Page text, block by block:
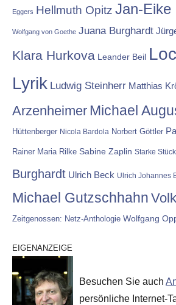
Eggers Hellmuth Opitz Jan-Eike
Wolfgang von Goethe Juana Burghardt
Klara Hurkova Leander Beil
Lyrik Ludwig Steinherr Matthias
Arzenheimer Michael
Hüttenberger Nicola Bardola Norbert Göttler
Rainer Maria Rilke Sabine Zaplin Starke
Burghardt Ulrich Beck Ulrich Johannes
Michael Gutzschhahn
Zeitgenossen: Netz-Anthologie Wolfgang
EIGENANZEIGE
Besuchen Sie auch
persönliche Internet-